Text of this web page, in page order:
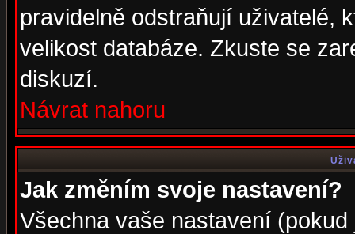
pravidelně odstraňují uživatelé,
velikost databáze. Zkuste se
diskuzí.
Návrat nahoru
Jak změním svoje nastavení?
Všechna vaše nastavení